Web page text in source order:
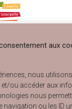
aux
nous
ou accéder aux
nous
navigation ou les ID
Villeurbanne !
Rangement 2025
Table 2025